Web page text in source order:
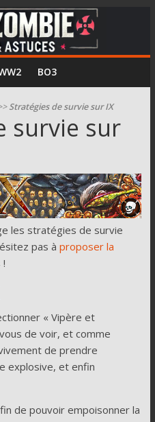
BO3
Stratégies de survie sur IX
survie sur
les stratégies de survie
pas à proposer la
« Vipère et
de voir, et comme
de prendre
explosive, et enfin
de pouvoir empoisonner la